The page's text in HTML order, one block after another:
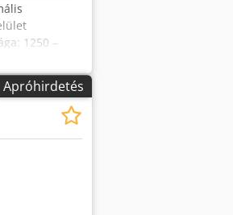
1250 –
Agszmh
hossza: 610
13 mm
kW
mm
Apróhirdetés